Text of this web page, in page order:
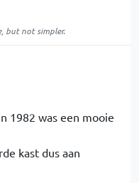
but not simpler.
1982 was een mooie
kast dus aan